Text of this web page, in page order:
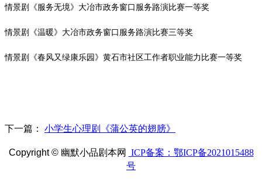
情景剧《服务无境》大冶市政务窗口服务路演比赛一等奖
情景剧《温暖》大冶市政务窗口服务路演比赛三等奖
情景剧《春风又绿康乐园》黄石市社区工作者职业能力比赛一等奖
下一篇： 小学生心理剧《蒲公英的翅膀》
Copyright © 幽默小品剧本网
ICP备案：鄂ICP备2021015488
号